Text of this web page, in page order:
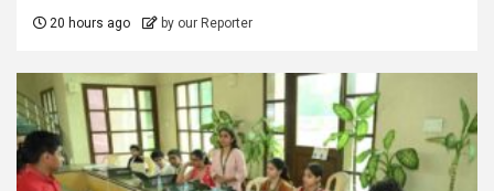
20 hours ago by our Reporter